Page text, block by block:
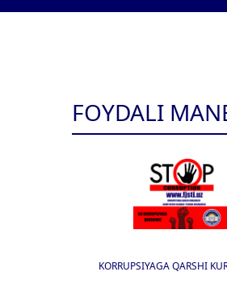
FOYDALI
KORRUPSIYAGA QARSHI